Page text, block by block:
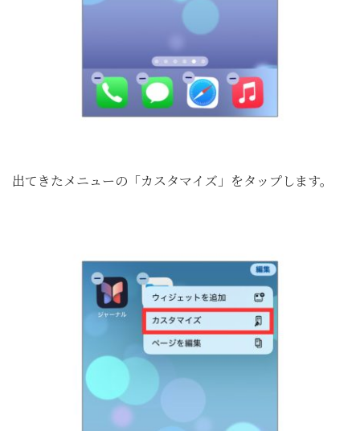
出てきたメニューの「カスタマイズ」をタップします。